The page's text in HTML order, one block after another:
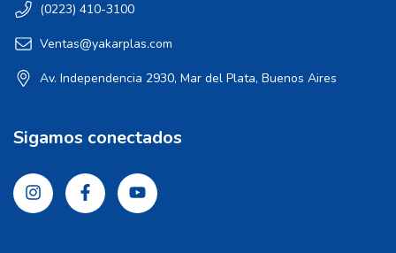
(0223) 410-3100
Ventas@yakarplas.com
Av. Independencia 2930, Mar del Plata, Buenos Aires
Sigamos conectados